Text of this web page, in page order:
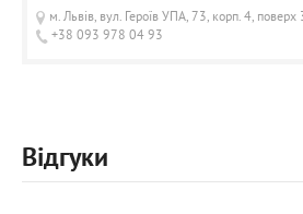
м. Львів, вул. Героїв УПА, 73, корп. 4, поверх
+38 093 978 04 93
Відгуки